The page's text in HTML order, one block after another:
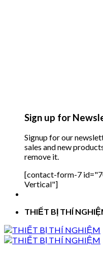
Sign up for
Signup for our
sales and new
remove it.
[contact-form-7
Vertical"]
THIẾT BỊ THÍ